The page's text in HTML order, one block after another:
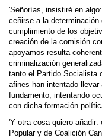
'Señorías, insistiré en
ceñirse a la determinación
cumplimiento de los
creación de la comisión
apoyamos resulta
criminalización
tanto el Partido Socialista
afines han intentado
fundamento, intentando
con dicha formación
'Y otra cosa quiero
Popular y de Coalición